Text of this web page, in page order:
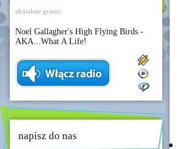
aktualnie gramy:
Noel Gallagher's High Flying Birds -
AKA...What A Life!
napisz do nas